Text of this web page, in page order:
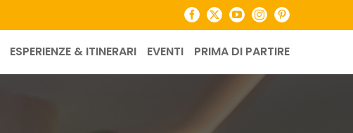
Facebook
X YouTubeInstagramPinterest
ESPERIENZE & ITINERARI EVENTI PRIMA DI PARTIRE